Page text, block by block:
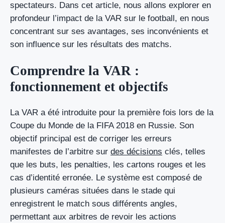
spectateurs. Dans cet article, nous allons explorer en
profondeur l’impact de la VAR sur le football, en nous
concentrant sur ses avantages, ses inconvénients et
son influence sur les résultats des matchs.
Comprendre la VAR :
fonctionnement et objectifs
La VAR a été introduite pour la première fois lors de la
Coupe du Monde de la FIFA 2018 en Russie. Son
objectif principal est de corriger les erreurs
manifestes de l’arbitre sur des décisions clés, telles
que les buts, les penalties, les cartons rouges et les
cas d’identité erronée. Le système est composé de
plusieurs caméras situées dans le stade qui
enregistrent le match sous différents angles,
permettant aux arbitres de revoir les actions